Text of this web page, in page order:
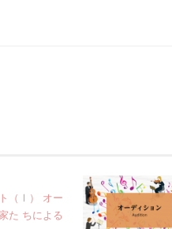
（Ⅰ） オー
た ちによる